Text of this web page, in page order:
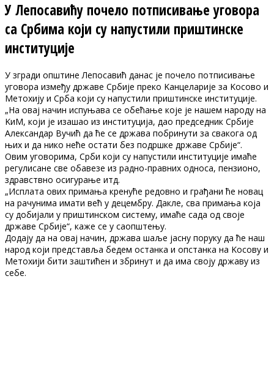
У Лепосавићу почело потписивање уговора
са Србима који су напустили приштинске
институције
У згради општине Лепосавић данас је почело потписивање
уговора између државе Србије преко Kанцеларије за Kосово и
Метохију и Срба који су напустили приштинске институције.
„На овај начин испуњава се обећање које је нашем народу на
KиМ, који је изашао из институција, дао председник Србије
Александар Вучић да ће се држава побринути за свакога од
њих и да нико неће остати без подршке државе Србије“.
Овим уговорима, Срби који су напустили институције имаће
регулисане све обавезе из радно-правних односа, пензионо,
здравствно осигурање итд.
„Исплата ових примања кренуће редовно и грађани ће новац
на рачунима имати већ у децембру. Дакле, сва примања која
су добијали у приштинском систему, имаће сада од своје
државе Србије“, каже се у саопштењу.
Додају да на овај начин, држава шаље јасну поруку да ће наш
народ који представља бедем останка и опстанка на Kосову и
Метохији бити заштићен и збринут и да има своју државу из
себе.